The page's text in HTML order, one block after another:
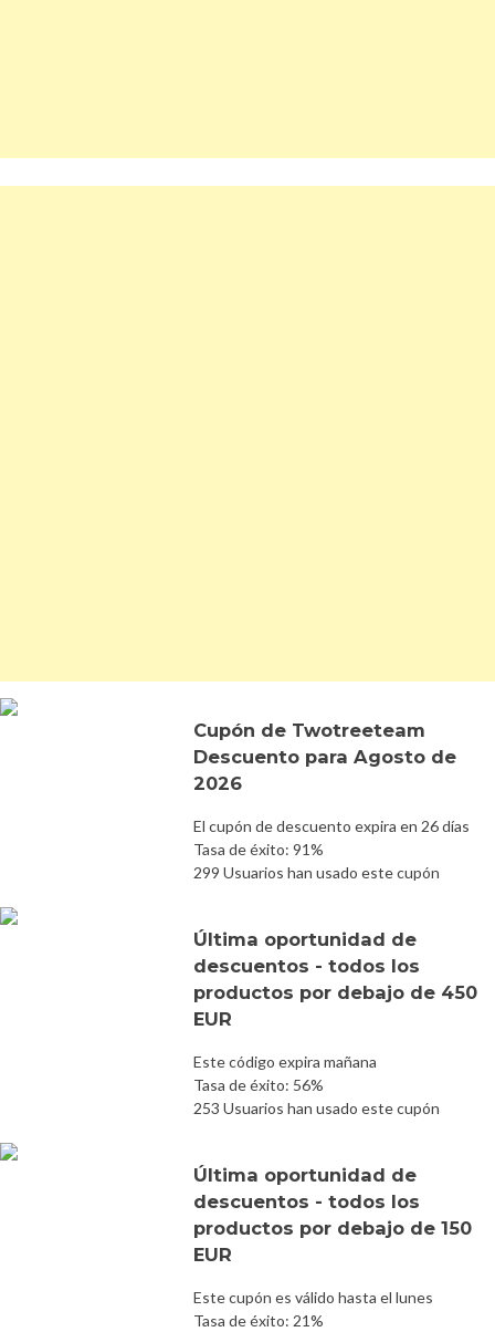
Cupón de Twotreeteam
Descuento para Agosto de
2026
El cupón de descuento expira en 26 días
Tasa de éxito: 91%
299 Usuarios han usado este cupón
Última oportunidad de
descuentos - todos los
productos por debajo de 450
EUR
Este código expira mañana
Tasa de éxito: 56%
253 Usuarios han usado este cupón
Última oportunidad de
descuentos - todos los
productos por debajo de 150
EUR
Este cupón es válido hasta el lunes
Tasa de éxito: 21%